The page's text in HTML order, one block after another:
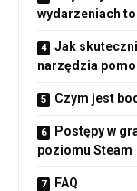
wydarzeniach
Jak
narzędzia
Czym jest
Postępy w
poziomu Steam
FAQ